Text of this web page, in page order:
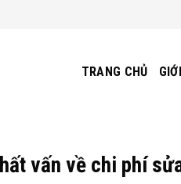
TRANG CHỦ
vấn về chi phí